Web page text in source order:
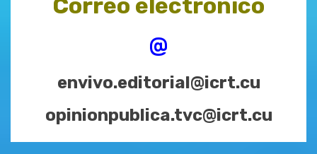
Correo electrónico
@
envivo.editorial@icrt.cu
opinionpublica.tvc@icrt.cu